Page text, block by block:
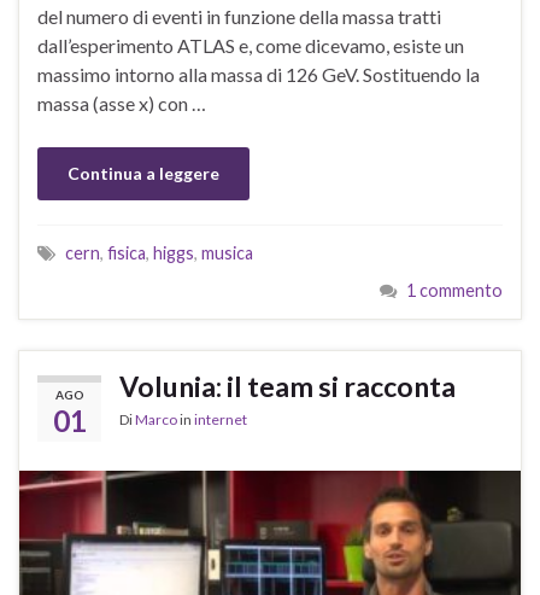
del numero di eventi in funzione della massa tratti
dall’esperimento ATLAS e, come dicevamo, esiste un
massimo intorno alla massa di 126 GeV. Sostituendo la
massa (asse x) con …
Continua a leggere
cern, fisica, higgs, musica
1 commento
AGO
01
Volunia: il team si racconta
DiMarcoin internet